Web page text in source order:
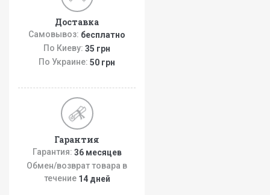
Доставка
Самовывоз: бесплатно
По Киеву: 35 грн
По Украине: 50 грн
Гарантия
Гарантия: 36 месяцев
Обмен/возврат товара в
течение 14 дней